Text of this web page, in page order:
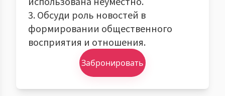
3. Обсуди роль новостей в
формировании общественного
восприятия и отношения.
Забронировать